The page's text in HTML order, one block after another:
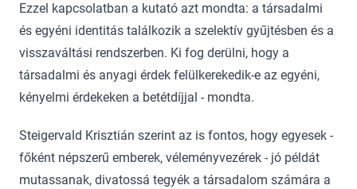
Ezzel kapcsolatban a kutató azt mondta: a társadalmi
és egyéni identitás találkozik a szelektív gyűjtésben és a
visszaváltási rendszerben. Ki fog derülni, hogy a
társadalmi és anyagi érdek felülkerekedik-e az egyéni,
kényelmi érdekeken a betétdíjjal - mondta.
Steigervald Krisztián szerint az is fontos, hogy egyesek -
főként népszerű emberek, véleményvezérek - jó példát
mutassanak, divatossá tegyék a társadalom számára a